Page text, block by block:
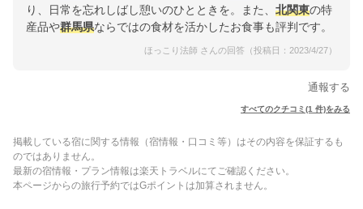
り、日常を忘れしばし憩いのひとときを。また、 北関東の特
産品や群馬県ならではの食材を活かしたお食事も評判です。
ほっこり法師 さんの回答（投稿日：2023/4/27）
通報する
すべてのクチコミ(1 件)をみる
掲載している宿に関する情報（宿情報・口コミ等）はその内容を保証するも
のではありません。
最新の宿情報・プラン情報は楽天トラベルにてご確認ください。
本ページからの旅行予約ではGポイントは加算されません。